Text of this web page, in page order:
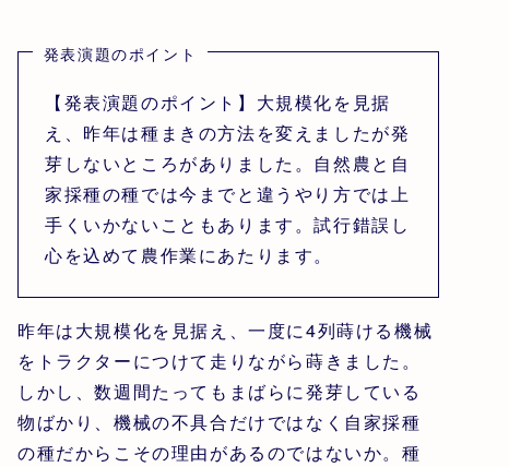
発表演題のポイント
【発表演題のポイント】大規模化を見据
え、昨年は種まきの方法を変えましたが発
芽しないところがありました。自然農と自
家採種の種では今までと違うやり方では上
手くいかないこともあります。試行錯誤し
心を込めて農作業にあたります。
昨年は大規模化を見据え、一度に4列蒔ける機械
をトラクターにつけて走りながら蒔きました。
しかし、数週間たってもまばらに発芽している
物ばかり、機械の不具合だけではなく自家採種
の種だからこその理由があるのではないか。種